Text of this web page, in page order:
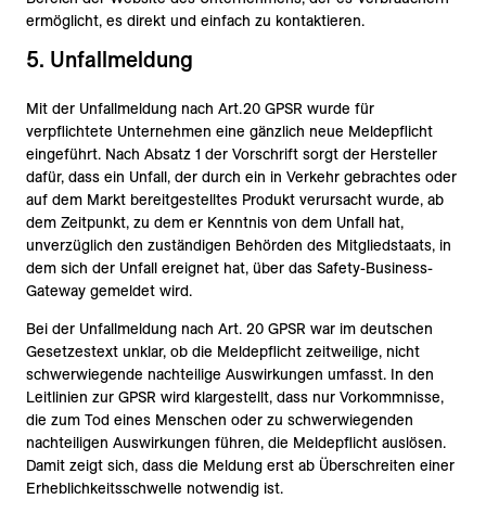
ermöglicht, es direkt und einfach zu kontaktieren.
5. Unfallmeldung
Mit der Unfallmeldung nach Art. 20 GPSR wurde für
verpflichtete Unternehmen eine gänzlich neue Meldepflicht
eingeführt. Nach Absatz 1 der Vorschrift sorgt der Hersteller
dafür, dass ein Unfall, der durch ein in Verkehr gebrachtes oder
auf dem Markt bereitgestelltes Produkt verursacht wurde, ab
dem Zeitpunkt, zu dem er Kenntnis von dem Unfall hat,
unverzüglich den zuständigen Behörden des Mitgliedstaats, in
dem sich der Unfall ereignet hat, über das Safety-Business-
Gateway gemeldet wird.
Bei der Unfallmeldung nach Art. 20 GPSR war im deutschen
Gesetzestext unklar, ob die Meldepflicht zeitweilige, nicht
schwerwiegende nachteilige Auswirkungen umfasst. In den
Leitlinien zur GPSR wird klargestellt, dass nur Vorkommnisse,
die zum Tod eines Menschen oder zu schwerwiegenden
nachteiligen Auswirkungen führen, die Meldepflicht auslösen.
Damit zeigt sich, dass die Meldung erst ab Überschreiten einer
Erheblichkeitsschwelle notwendig ist.